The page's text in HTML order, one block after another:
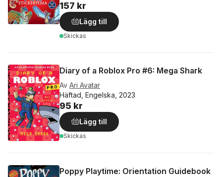
157 kr
Lägg till
Skickas
Diary of a Roblox Pro #6: Mega Shark
Av Ari Avatar
Häftad, Engelska, 2023
95 kr
Lägg till
Skickas
Poppy Playtime: Orientation Guidebook